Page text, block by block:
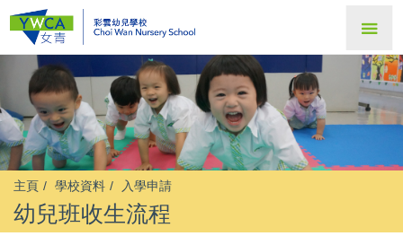
主頁 學校資料 入學申請
幼兒班收生流程